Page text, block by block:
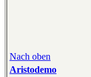
Nach oben
Aristodemo